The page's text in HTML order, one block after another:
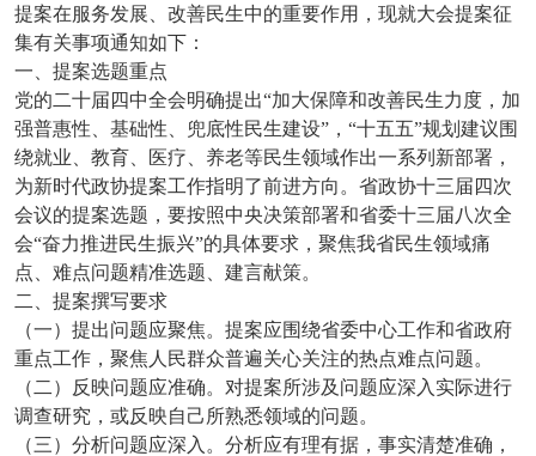
提案在服务发展、改善民生中的重要作用，现就大会提案征
集有关事项通知如下：
一、提案选题重点
党的二十届四中全会明确提出“加大保障和改善民生力度，加
强普惠性、基础性、兜底性民生建设”，“十五五”规划建议围
绕就业、教育、医疗、养老等民生领域作出一系列新部署，
为新时代政协提案工作指明了前进方向。省政协十三届四次
会议的提案选题，要按照中央决策部署和省委十三届八次全
会“奋力推进民生振兴”的具体要求，聚焦我省民生领域痛
点、难点问题精准选题、建言献策。
二、提案撰写要求
（一）提出问题应聚焦。提案应围绕省委中心工作和省政府
重点工作，聚焦人民群众普遍关心关注的热点难点问题。
（二）反映问题应准确。对提案所涉及问题应深入实际进行
调查研究，或反映自己所熟悉领域的问题。
（三）分析问题应深入。分析应有理有据，事实清楚准确，